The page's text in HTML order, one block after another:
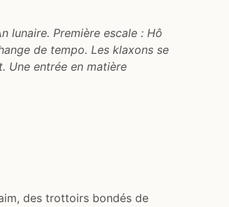
lunaire. Première escale : Hô
de tempo. Les klaxons se
Une entrée en matière
des trottoirs bondés de